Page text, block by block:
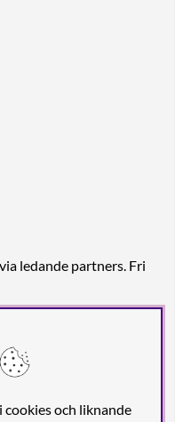
ledande partners. Fri
cookies och liknande